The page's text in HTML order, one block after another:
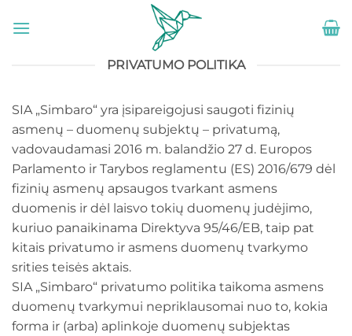
PRIVATUMO POLITIKA
SIA „Simbaro“ yra įsipareigojusi saugoti fizinių
asmenų – duomenų subjektų – privatumą,
vadovaudamasi 2016 m. balandžio 27 d. Europos
Parlamento ir Tarybos reglamentu (ES) 2016/679 dėl
fizinių asmenų apsaugos tvarkant asmens
duomenis ir dėl laisvo tokių duomenų judėjimo,
kuriuo panaikinama Direktyva 95/46/EB, taip pat
kitais privatumo ir asmens duomenų tvarkymo
srities teisės aktais.
SIA „Simbaro“ privatumo politika taikoma asmens
duomenų tvarkymui nepriklausomai nuo to, kokia
forma ir (arba) aplinkoje duomenų subjektas